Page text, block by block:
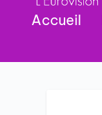
Accueil